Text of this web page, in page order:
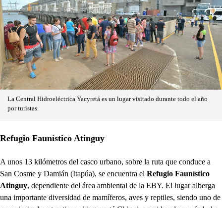
La Central Hidroeléctrica Yacyretá es un lugar visitado durante todo el año
por turistas.
Refugio Faunístico Atinguy
A unos 13 kilómetros del casco urbano, sobre la ruta que conduce a
San Cosme y Damián (Itapúa), se encuentra el Refugio Faunístico
Atinguy, dependiente del área ambiental de la EBY. El lugar alberga
una importante diversidad de mamíferos, aves y reptiles, siendo uno de